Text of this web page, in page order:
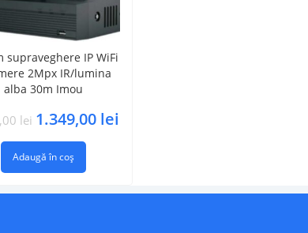
supraveghere IP WiFi
2Mpx IR/lumina
alba 30m Imou
lei 1.349,00 lei
Adaugă în coș